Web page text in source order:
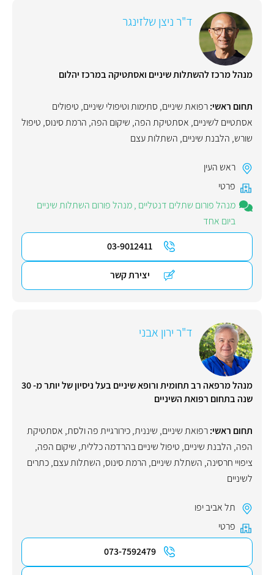
ד"ר ניצן שלזינגר
מנהל מרכז להשתלות שיניים ואסתטיקה במרכז יהלום
תחום ראשי:רפואת שיניים, סתימות וטיפולי שיניים, טיפולים
אסתטיים לשיניים, אסתטיקת הפה, שיקום הפה, הרמת סינוס, טיפול
שורש, הלבנת שיניים, השתלות עצם
ראש העין
פרטי
מנהל פורום שתלים דנטליים ,מנהל פורום השתלות שיניים
ביום אחד
03-9012411
יצירת קשר
ד"ר ירון אבני
מנהל מרפאה רב תחומית ורופא שיניים בעל ניסיון של יותר מ- 30
שנה בתחום רפואת השיניים
תחום ראשי:רפואת שיניים, שיננית,כירורגיית פה ולסת, אסתטיקת
הפה, הלבנת שיניים, טיפול שיניים בהרדמה כללית, שיקום הפה,
ציפויי חרסינה, השתלת שיניים, הרמת סינוס, השתלות עצם,כתרים
לשיניים
תל אביב יפו
פרטי
073-7592479